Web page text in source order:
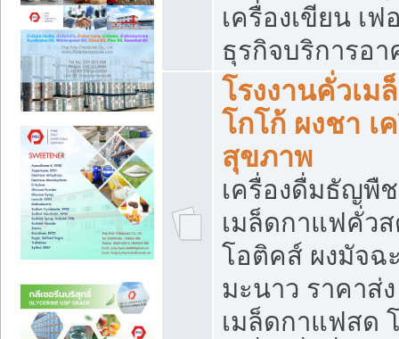
เครื่องเขียน เ
ธุรกิจบริการอ
โรงงานคั่วเม
โกโก้ ผงชา เ
สุขภาพ
เครื่องดื่มธัญพื
เมล็ดกาแฟคั่ว
โอติคส์ ผงมัจฉ
มะนาว ราคาส่
เมล็ดกาแฟสด